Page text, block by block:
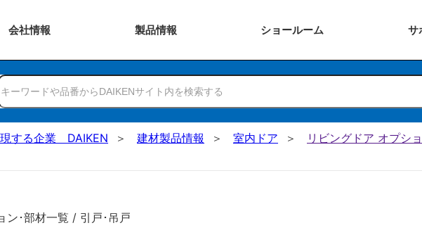
会社情報 製品情報 ショールーム サ
現する企業 DAIKEN 建材製品情報 室内ドア
リビングドア オプシ
･部材一覧 / 引戸･吊戸